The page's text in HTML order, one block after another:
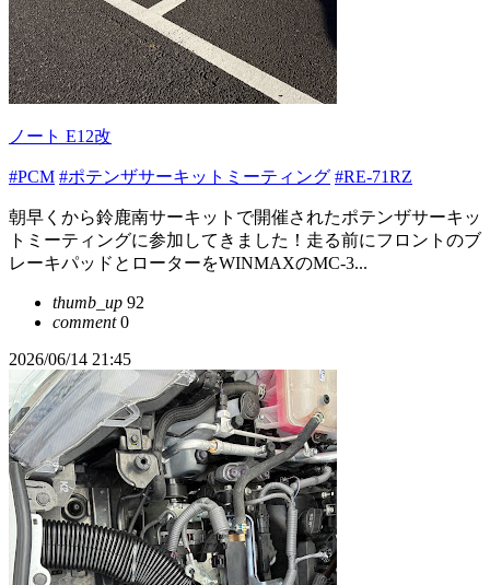
ノート E12改
#PCM #ポテンザサーキットミーティング #RE-71RZ
朝早くから鈴鹿南サーキットで開催されたポテンザサーキッ
トミーティングに参加してきました！走る前にフロントのブ
レーキパッドとローターをWINMAXのMC-3...
thumb_up 92
comment0
2026/06/14 21:45